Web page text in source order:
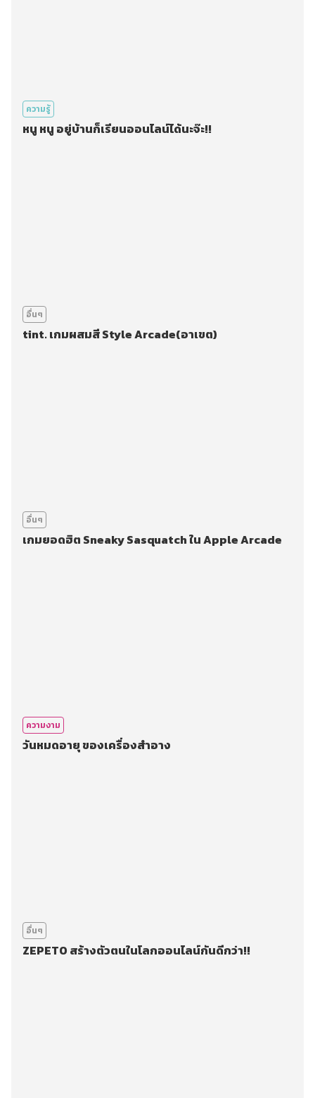
ความรู้
หนู หนู อยู่บ้านก็เรียนออนไลน์ได้นะจ๊ะ!!
อื่นๆ
tint. เกมผสมสี Style Arcade(อาเขต)
อื่นๆ
เกมยอดฮิต Sneaky Sasquatch ใน Apple Arcade
ความงาม
วันหมดอายุ ของเครื่องสำอาง
อื่นๆ
ZEPETO สร้างตัวตนในโลกออนไลน์กันดีกว่า!!